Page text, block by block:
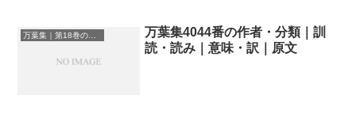
万葉集｜第18巻の和歌一覧
万葉集4044番の作者・分類｜訓
読・読み｜意味・訳｜原文